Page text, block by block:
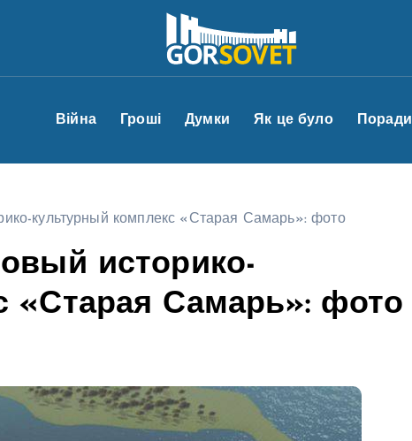
Війна Гроші Думки Як це було Поради
культурный комплекс «Старая Самарь»: фото
историко-
«Старая Самарь»: фото